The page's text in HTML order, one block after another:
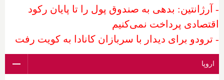
- آرژانتین: بدهی به صندوق پول را تا پایان رکود
اقتصادی پرداخت نمی‌کنیم
- ترودو برای دیدار با سربازان کانادا به کویت رفت
اروپا